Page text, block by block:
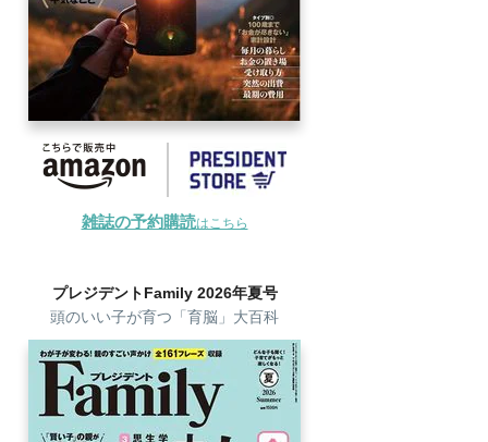
雑誌の予約購読はこちら
プレジデントFamily 2026年夏号
頭のいい子が育つ「育脳」大百科